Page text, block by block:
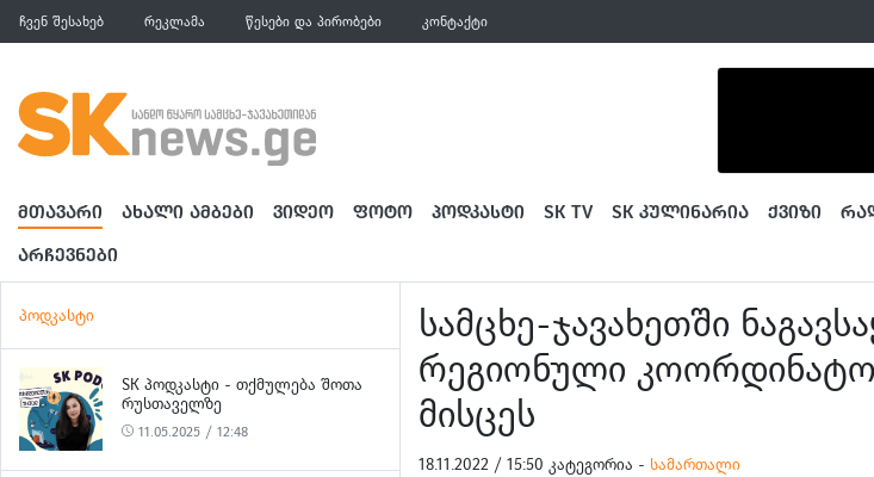
ჩვენ შესახებ რეკლამა წესები და პირობები კონტაქტი
ᲛᲗᲐᲕᲐᲠᲘ ᲐᲮᲐᲚᲘ ᲐᲛᲑᲔᲑᲘ ᲕᲘᲓᲔᲝ ᲤᲝᲢᲝ ᲞᲝᲓᲙᲐᲡᲢᲘ SK TV SK ᲙᲣᲚᲘᲜᲐᲠᲘᲐ ᲥᲕᲘᲖᲘ
ᲐᲠᲩᲔᲕᲜᲔᲑᲘ
პოდკასტი
SK ᲞᲝᲓᲙᲐᲡᲢᲘ - ᲗᲥᲛᲣᲚᲔᲑᲐ ᲨᲝᲗᲐ
ᲠᲣᲡᲗᲐᲕᲔᲚᲖᲔ
11.05.2025 / 12:48
სამცხე-ჯავახეთში
რეგიონული
მისცეს
18.11.2022 / 15:50 კატეგორია - სამართალი